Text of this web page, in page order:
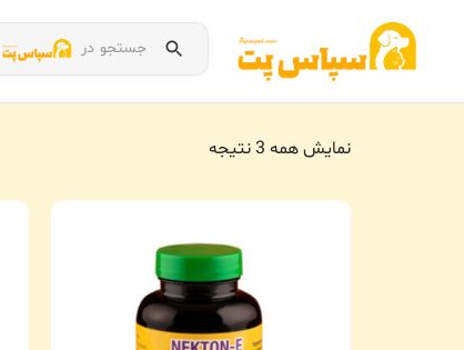
جستجو در
نمایش همه 3 نتیجه